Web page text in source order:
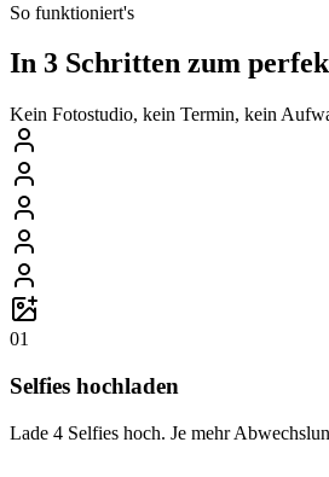
So funktioniert's
In 3 Schritten zum
Kein Fotostudio, kein Termin, kein
01
Selfies hochladen
Lade 4 Selfies hoch. Je mehr